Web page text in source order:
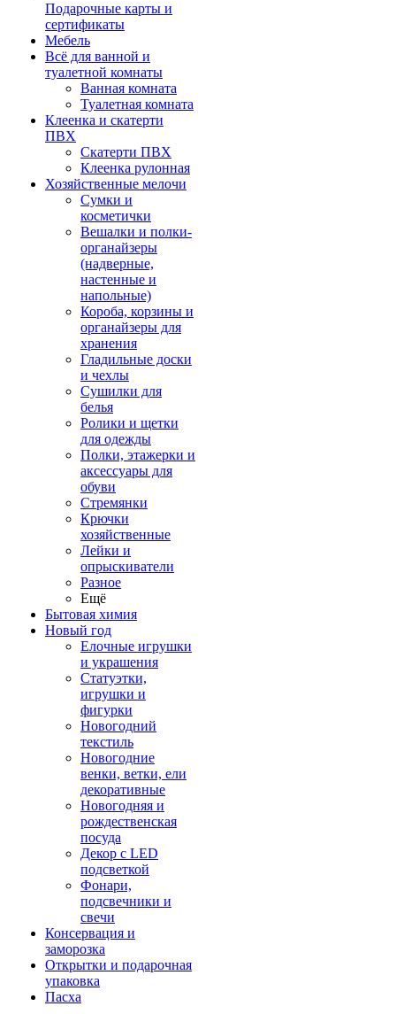
Подарочные карты и
сертификаты
Мебель
Всё для ванной и
туалетной комнаты
Ванная комната
Туалетная комната
Клеенка и скатерти
ПВХ
Скатерти ПВХ
Клеенка рулонная
Хозяйственные мелочи
Сумки и
косметички
Вешалки и полки-
органайзеры
(надверные,
настенные и
напольные)
Короба, корзины и
органайзеры для
хранения
Гладильные доски
и чехлы
Сушилки для
белья
Ролики и щетки
для одежды
Полки, этажерки и
аксессуары для
обуви
Стремянки
Крючки
хозяйственные
Лейки и
опрыскиватели
Разное
Ещё
Бытовая химия
Новый год
Елочные игрушки
и украшения
Статуэтки,
игрушки и
фигурки
Новогодний
текстиль
Новогодние
венки, ветки, ели
декоративные
Новогодняя и
рождественская
посуда
Декор с LED
подсветкой
Фонари,
подсвечники и
свечи
Консервация и
заморозка
Открытки и подарочная
упаковка
Пасха